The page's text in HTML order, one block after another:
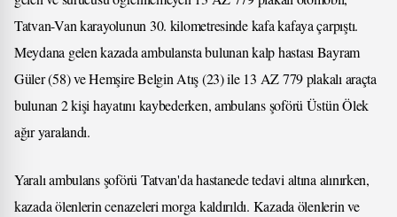
Tatvan-Van karayolunun 30. kilometresinde kafa kafaya çarpıştı.
Meydana gelen kazada ambulansta bulunan kalp hastası Bayram
Güler (58) ve Hemşire Belgin Atış (23) ile 13 AZ 779 plakalı araçta
bulunan 2 kişi hayatını kaybederken, ambulans şoförü Üstün Ölek
ağır yaralandı.
Yaralı ambulans şoförü Tatvan'da hastanede tedavi altına alınırken,
kazada ölenlerin cenazeleri morga kaldırıldı. Kazada ölenlerin ve